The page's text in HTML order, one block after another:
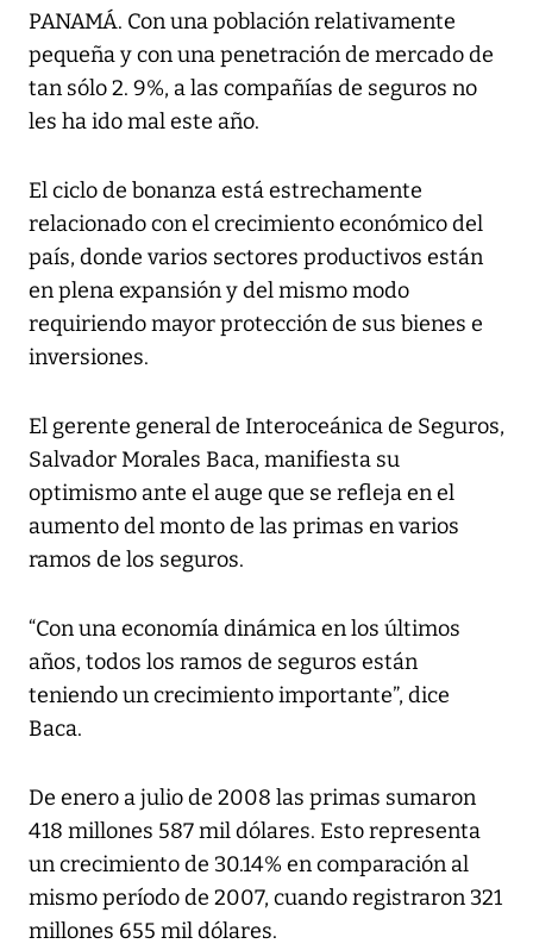
PANAMÁ. Con una población relativamente
pequeña y con una penetración de mercado de
tan sólo 2. 9%, a las compañías de seguros no
les ha ido mal este año.
El ciclo de bonanza está estrechamente
relacionado con el crecimiento económico del
país, donde varios sectores productivos están
en plena expansión y del mismo modo
requiriendo mayor protección de sus bienes e
inversiones.
El gerente general de Interoceánica de Seguros,
Salvador Morales Baca, manifiesta su
optimismo ante el auge que se refleja en el
aumento del monto de las primas en varios
ramos de los seguros.
“Con una economía dinámica en los últimos
años, todos los ramos de seguros están
teniendo un crecimiento importante”, dice
Baca.
De enero a julio de 2008 las primas sumaron
418 millones 587 mil dólares. Esto representa
un crecimiento de 30.14% en comparación al
mismo período de 2007, cuando registraron 321
millones 655 mil dólares.